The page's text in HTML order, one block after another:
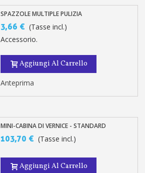
SPAZZOLE MULTIPLE PULIZIA
3,66 € (Tasse incl.)
Accessorio.
Aggiungi Al Carrello
Anteprima
MINI-CABINA DI VERNICE - STANDARD
103,70 € (Tasse incl.)
Aggiungi Al Carrello